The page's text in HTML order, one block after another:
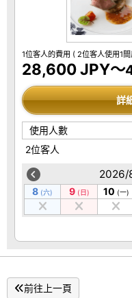
1位客人的費用 ( 2位客人使用1
28,600 JPY～
詳
使用人數
2位客人
2026/
8 (六) 9 (日) 10 (一)
前往上一頁